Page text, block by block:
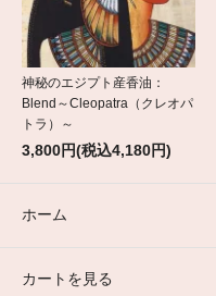
神秘のエジプト産香油：
Blend～Cleopatra（クレオパ
トラ）～
3,800円(税込4,180円)
ホーム
カートを見る